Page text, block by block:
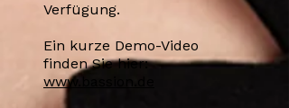
Verfügung.
Ein kurze Demo-Video
finden Sie hier:
www.bassion.de